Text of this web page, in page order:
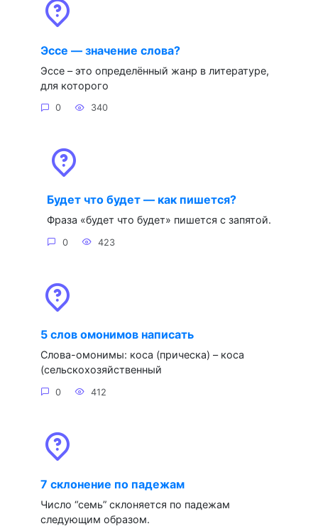
Эссе — значение слова?
Эссе – это определённый жанр в литературе,
для которого
0 340
Будет что будет — как пишется?
Фраза «будет что будет» пишется с запятой.
0 423
5 слов омонимов написать
Слова-омонимы: коса (прическа) – коса
(сельскохозяйственный
0 412
7 склонение по падежам
Число “семь” склоняется по падежам
следующим образом.